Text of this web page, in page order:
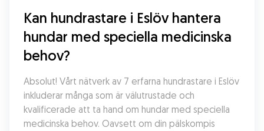
Kan hundrastare i Eslöv hantera
hundar med speciella medicinska
behov?
Absolut! Vårt nätverk av 7 erfarna hundrastare i Eslöv
inkluderar många som är välutrustade och
kvalificerade att ta hand om hundar med speciella
medicinska behov. Oavsett om din pälskompis